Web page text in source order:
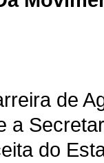
de
a
do